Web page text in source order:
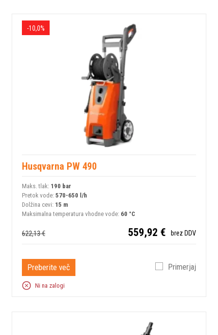
-10,0%
Husqvarna PW 490
Maks. tlak: 190 bar
Pretok vode: 570-650 l/h
Dolžina cevi: 15 m
Maksimalna temperatura vhodne vode: 60 °C
622,13 € 559,92 € brez DDV
Preberite več Primerjaj
Ni na zalogi